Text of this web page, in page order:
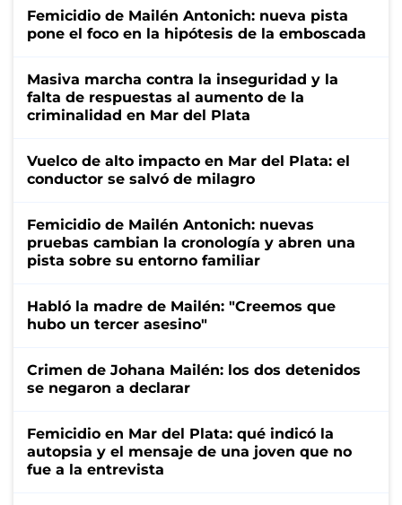
Femicidio de Mailén Antonich: nueva pista
pone el foco en la hipótesis de la emboscada
Masiva marcha contra la inseguridad y la
falta de respuestas al aumento de la
criminalidad en Mar del Plata
Vuelco de alto impacto en Mar del Plata: el
conductor se salvó de milagro
Femicidio de Mailén Antonich: nuevas
pruebas cambian la cronología y abren una
pista sobre su entorno familiar
Habló la madre de Mailén: "Creemos que
hubo un tercer asesino"
Crimen de Johana Mailén: los dos detenidos
se negaron a declarar
Femicidio en Mar del Plata: qué indicó la
autopsia y el mensaje de una joven que no
fue a la entrevista